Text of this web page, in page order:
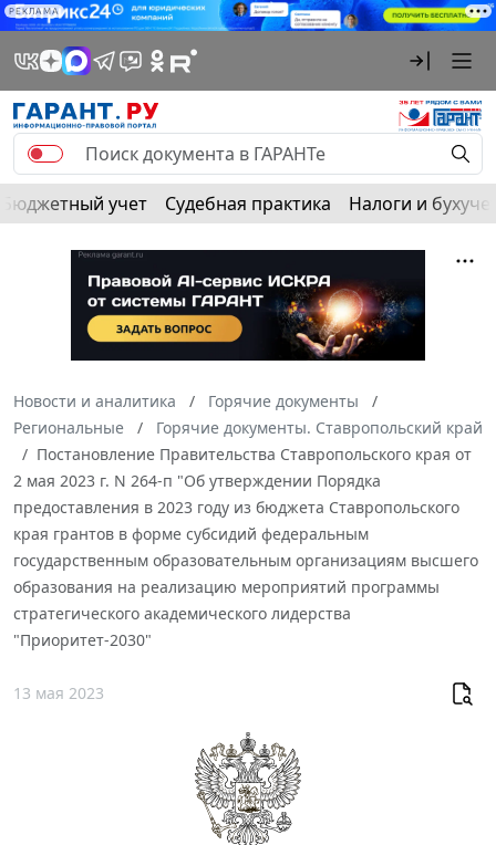
РЕКЛАМА
Бюджетный учет Судебная практика Налоги и
Новости и аналитика
Горячие документы
Региональные
Горячие документы. Ставропольский край
Постановление Правительства Ставропольского края от
2 мая 2023 г. N 264-п "Об утверждении Порядка
предоставления в 2023 году из бюджета Ставропольского
края грантов в форме субсидий федеральным
государственным образовательным организациям высшего
образования на реализацию мероприятий программы
стратегического академического лидерства
"Приоритет-2030"
13 мая 2023